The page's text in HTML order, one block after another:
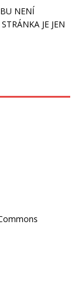
NENÍ
JE JEN